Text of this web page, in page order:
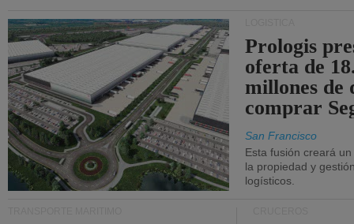
Prologis
oferta de
millones de
comprar
San Francisco
Esta fusión creará
la propiedad y
logísticos.